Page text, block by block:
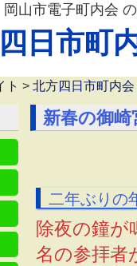
山市電子町内会 の
日市町
ト > 北方四日市町内会
新春の御崎
二年ぶりの
除夜の鐘
名の参拝者